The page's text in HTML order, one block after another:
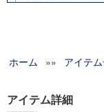
グローバルリ
科学研究費補
ホーム »» アイテ
アイテム詳細